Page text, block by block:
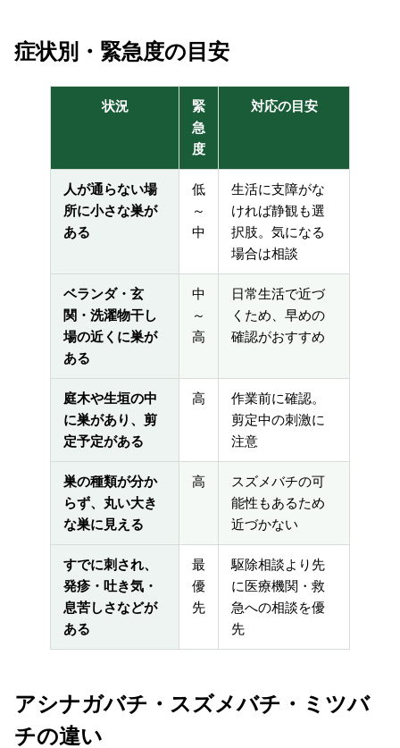
症状別・緊急度の目安
状況
緊
急
度
対応の目安
人が通らない場
所に小さな巣が
ある
低
～
中
生活に支障がな
ければ静観も選
択肢。気になる
場合は相談
ベランダ・玄
関・洗濯物干し
場の近くに巣が
ある
中
～
高
日常生活で近づ
くため、早めの
確認がおすすめ
庭木や生垣の中
に巣があり、剪
定予定がある
高
作業前に確認。
剪定中の刺激に
注意
巣の種類が分か
らず、丸い大き
な巣に見える
高
スズメバチの可
能性もあるため
近づかない
すでに刺され、
発疹・吐き気・
息苦しさなどが
ある
最
優
先
駆除相談より先
に医療機関・救
急への相談を優
先
アシナガバチ・スズメバチ・ミツバ
チの違い